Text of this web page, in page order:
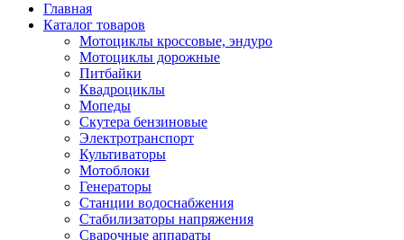
Главная
Каталог товаров
Мотоциклы кроссовые, эндуро
Мотоциклы дорожные
Питбайки
Квадроциклы
Мопеды
Скутера бензиновые
Электротранспорт
Культиваторы
Мотоблоки
Генераторы
Станции водоснабжения
Стабилизаторы напряжения
Сварочные аппараты